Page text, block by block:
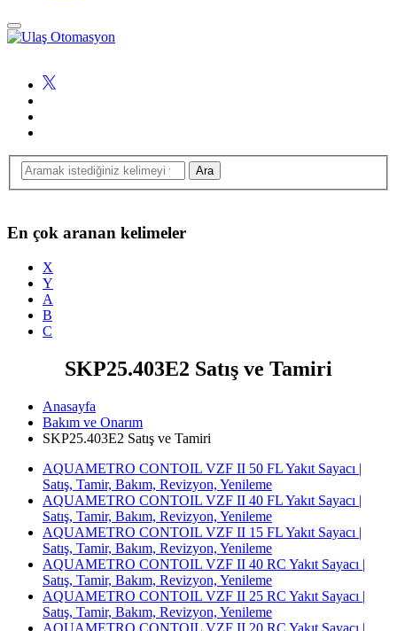
En çok aranan kelimeler
X
Y
A
B
C
SKP25.403E2 Satış ve Tamiri
Anasayfa
Bakım ve Onarım
SKP25.403E2 Satış ve Tamiri
AQUAMETRO CONTOIL VZF II 50 FL Yakıt Sayacı |
Satış, Tamir, Bakım, Revizyon, Yenileme
AQUAMETRO CONTOIL VZF II 40 FL Yakıt Sayacı |
Satış, Tamir, Bakım, Revizyon, Yenileme
AQUAMETRO CONTOIL VZF II 15 FL Yakıt Sayacı |
Satış, Tamir, Bakım, Revizyon, Yenileme
AQUAMETRO CONTOIL VZF II 40 RC Yakıt Sayacı |
Satış, Tamir, Bakım, Revizyon, Yenileme
AQUAMETRO CONTOIL VZF II 25 RC Yakıt Sayacı |
Satış, Tamir, Bakım, Revizyon, Yenileme
AQUAMETRO CONTOIL VZF II 20 RC Yakıt Sayacı |